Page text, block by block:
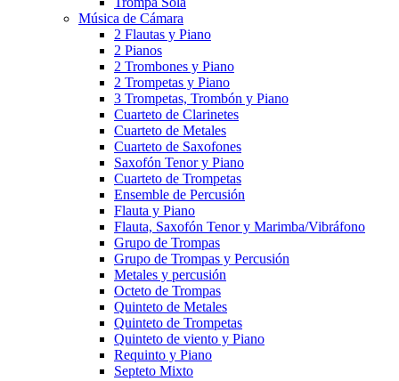
Música de Cámara
2 Flautas y Piano
2 Pianos
2 Trombones y Piano
2 Trompetas y Piano
3 Trompetas, Trombón y Piano
Cuarteto de Clarinetes
Cuarteto de Metales
Cuarteto de Saxofones
Saxofón Tenor y Piano
Cuarteto de Trompetas
Ensemble de Percusión
Flauta y Piano
Flauta, Saxofón Tenor y Marimba/Vibráfono
Grupo de Trompas
Grupo de Trompas y Percusión
Metales y percusión
Octeto de Trompas
Quinteto de Metales
Quinteto de Trompetas
Quinteto de viento y Piano
Requinto y Piano
Septeto Mixto